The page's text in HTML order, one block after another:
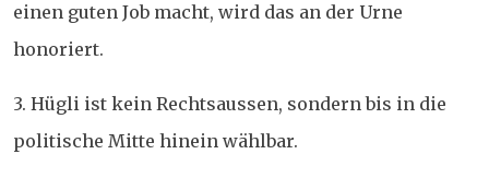
einen guten Job macht, wird das an der Urne
honoriert.
3. Hügli ist kein Rechtsaussen, sondern bis in die
politische Mitte hinein wählbar.